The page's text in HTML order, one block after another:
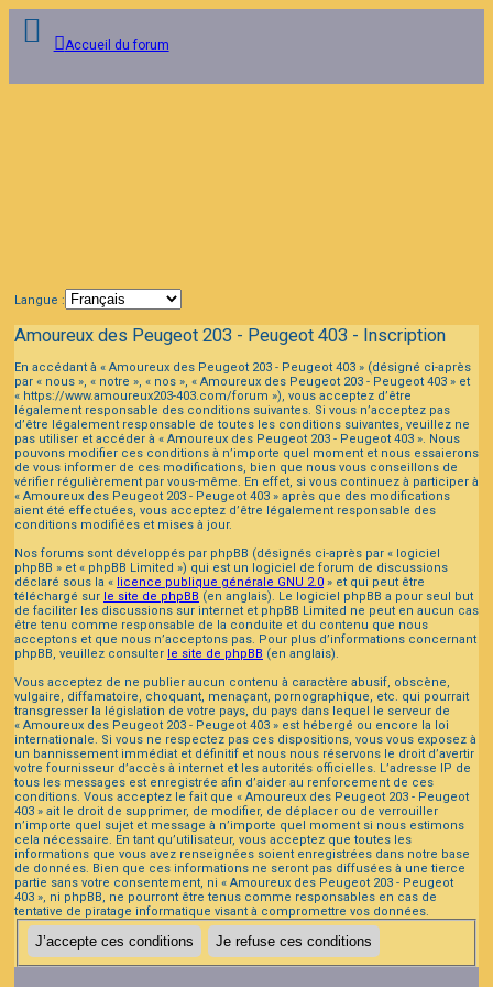
Accueil du forum
Langue :
Amoureux des Peugeot 203 - Peugeot 403 - Inscription
En accédant à « Amoureux des Peugeot 203 - Peugeot 403 » (désigné ci-après
par « nous », « notre », « nos », « Amoureux des Peugeot 203 - Peugeot 403 » et
« https://www.amoureux203-403.com/forum »), vous acceptez d’être
légalement responsable des conditions suivantes. Si vous n’acceptez pas
d’être légalement responsable de toutes les conditions suivantes, veuillez ne
pas utiliser et accéder à « Amoureux des Peugeot 203 - Peugeot 403 ». Nous
pouvons modifier ces conditions à n’importe quel moment et nous essaierons
de vous informer de ces modifications, bien que nous vous conseillons de
vérifier régulièrement par vous-même. En effet, si vous continuez à participer à
« Amoureux des Peugeot 203 - Peugeot 403 » après que des modifications
aient été effectuées, vous acceptez d’être légalement responsable des
conditions modifiées et mises à jour.
Nos forums sont développés par phpBB (désignés ci-après par « logiciel
phpBB » et « phpBB Limited ») qui est un logiciel de forum de discussions
déclaré sous la « licence publique générale GNU 2.0 » et qui peut être
téléchargé sur le site de phpBB (en anglais). Le logiciel phpBB a pour seul but
de faciliter les discussions sur internet et phpBB Limited ne peut en aucun cas
être tenu comme responsable de la conduite et du contenu que nous
acceptons et que nous n’acceptons pas. Pour plus d’informations concernant
phpBB, veuillez consulter le site de phpBB (en anglais).
Vous acceptez de ne publier aucun contenu à caractère abusif, obscène,
vulgaire, diffamatoire, choquant, menaçant, pornographique, etc. qui pourrait
transgresser la législation de votre pays, du pays dans lequel le serveur de
« Amoureux des Peugeot 203 - Peugeot 403 » est hébergé ou encore la loi
internationale. Si vous ne respectez pas ces dispositions, vous vous exposez à
un bannissement immédiat et définitif et nous nous réservons le droit d’avertir
votre fournisseur d’accès à internet et les autorités officielles. L’adresse IP de
tous les messages est enregistrée afin d’aider au renforcement de ces
conditions. Vous acceptez le fait que « Amoureux des Peugeot 203 - Peugeot
403 » ait le droit de supprimer, de modifier, de déplacer ou de verrouiller
n’importe quel sujet et message à n’importe quel moment si nous estimons
cela nécessaire. En tant qu’utilisateur, vous acceptez que toutes les
informations que vous avez renseignées soient enregistrées dans notre base
de données. Bien que ces informations ne seront pas diffusées à une tierce
partie sans votre consentement, ni « Amoureux des Peugeot 203 - Peugeot
403 », ni phpBB, ne pourront être tenus comme responsables en cas de
tentative de piratage informatique visant à compromettre vos données.